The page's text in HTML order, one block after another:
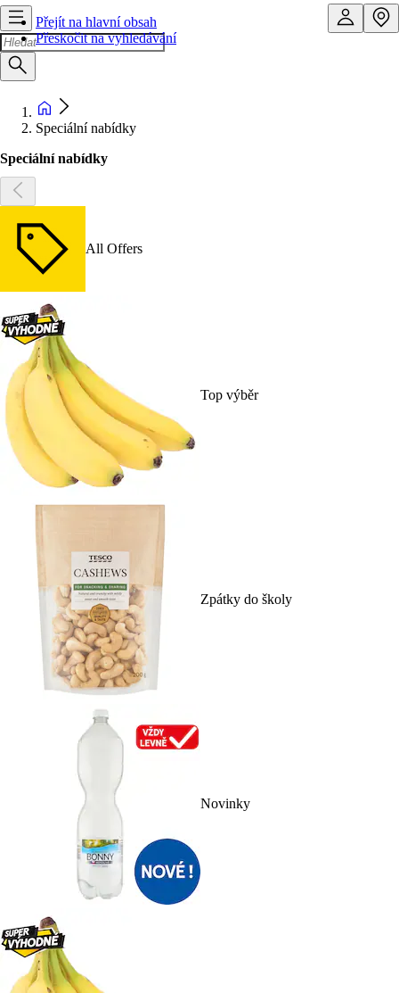
Přejít na hlavní obsah
Přeskočit na vyhledávání
Speciální nabídky
Speciální nabídky
All Offers
Top výběr
Zpátky do školy
Novinky